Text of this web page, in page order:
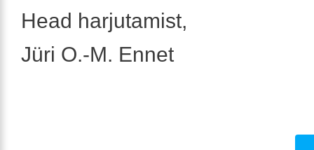
Head harjutamist,
Jüri O.-M. Ennet